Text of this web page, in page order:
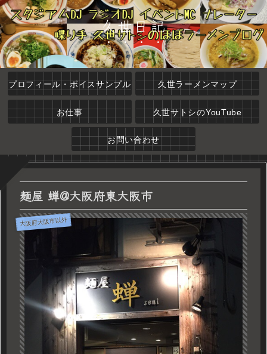
久世日記
プロフィール・ボイスサンプル 久世ラーメンマップ
お仕事 久世サトシのYouTube
お問い合わせ
麺屋 蝉@大阪府東大阪市
大阪府大阪市以外